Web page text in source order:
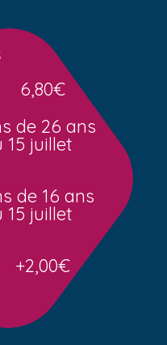
6,80€
de 26 ans
juillet
de 16 ans
juillet
+2,00€